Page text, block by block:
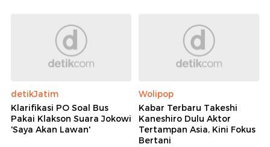
detikJatim
Klarifikasi PO Soal Bus
Pakai Klakson Suara Jokowi
'Saya Akan Lawan'
Wolipop
Kabar Terbaru Takeshi
Kaneshiro Dulu Aktor
Tertampan Asia, Kini Fokus
Bertani